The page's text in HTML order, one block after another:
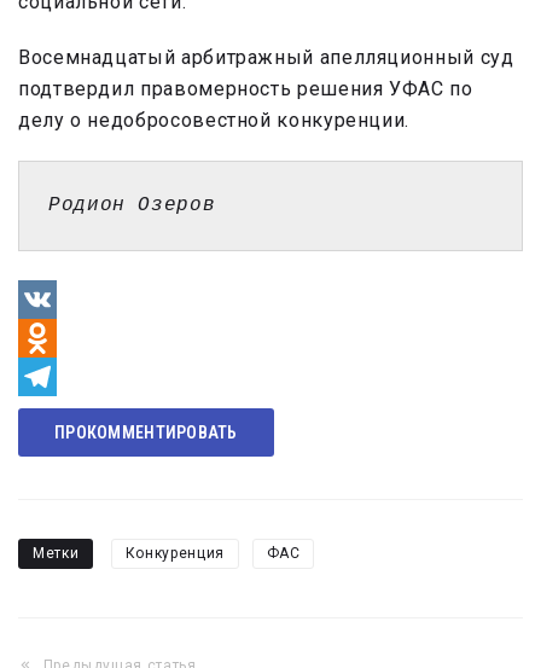
Восемнадцатый арбитражный апелляционный суд
подтвердил правомерность решения УФАС по
делу о недобросовестной конкуренции.
Родион Озеров
VK
Odnoklassniki
Telegram
ПРОКОММЕНТИРОВАТЬ
Метки Конкуренция ФАС